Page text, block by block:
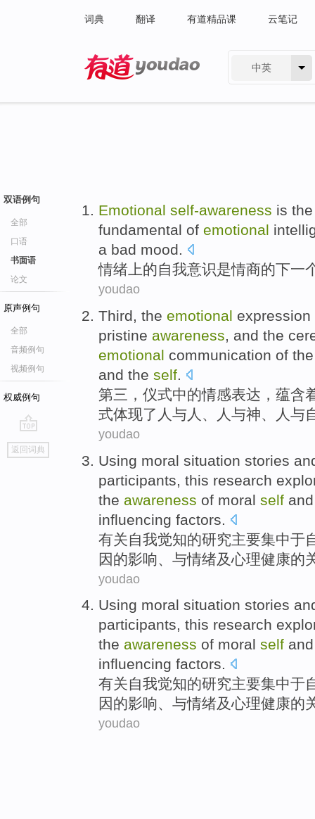
词典 翻译 有道精品课 云笔记
中英
双语例句
全部
口语
书面语
论文
原声例句
全部
音频例句
视频例句
权威例句
go
top
返回词典
Emotional self-awareness is
fundamental of emotional
a bad mood.
情绪 上的自我意识是情商的下一
youdao
Third, the emotional expression
pristine awareness, and the
emotional communication of the
and the self.
第三 ， 仪式中的情感表达 ， 蕴含
式体现了人与人、 人 与神、人与
youdao
Using moral situation stories
participants, this research
the awareness of moral self
influencing factors
有关自我觉知的研究主要集中于
因的影响 、与情绪及心理健康的
youdao
Using moral situation stories
participants, this research
the awareness of moral self
influencing factors.
有关自我觉知的研究主要集中于
因的影响、与情绪及心理健康的
youdao